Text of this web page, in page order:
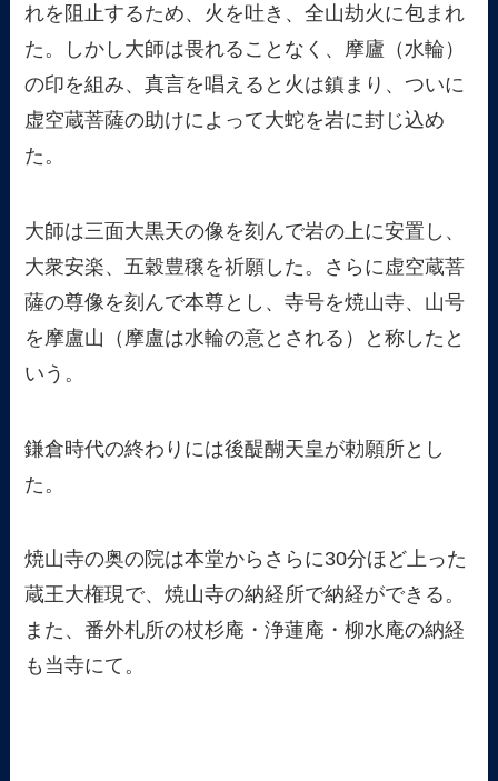
れを阻止するため、火を吐き、全山劫火に包まれ
た。しかし大師は畏れることなく、摩廬（水輪）
の印を組み、真言を唱えると火は鎮まり、ついに
虚空蔵菩薩の助けによって大蛇を岩に封じ込め
た。
大師は三面大黒天の像を刻んで岩の上に安置し、
大衆安楽、五穀豊穣を祈願した。さらに虚空蔵菩
薩の尊像を刻んで本尊とし、寺号を焼山寺、山号
を摩盧山（摩盧は水輪の意とされる）と称したと
いう。
鎌倉時代の終わりには後醍醐天皇が勅願所とし
た。
焼山寺の奥の院は本堂からさらに30分ほど上った
蔵王大権現で、焼山寺の納経所で納経ができる。
また、番外札所の杖杉庵・浄蓮庵・柳水庵の納経
も当寺にて。